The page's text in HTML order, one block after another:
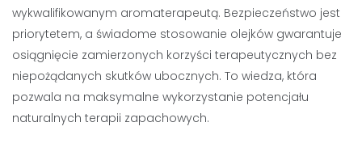
wykwalifikowanym aromaterapeutą. Bezpieczeństwo jest
priorytetem, a świadome stosowanie olejków gwarantuje
osiągnięcie zamierzonych korzyści terapeutycznych bez
niepożądanych skutków ubocznych. To wiedza, która
pozwala na maksymalne wykorzystanie potencjału
naturalnych terapii zapachowych.